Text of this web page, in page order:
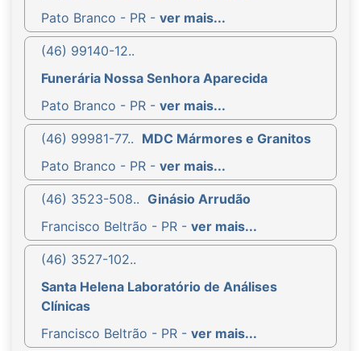
Pato Branco - PR - ver mais...
(46) 99140-12..
Funerária Nossa Senhora Aparecida
Pato Branco - PR - ver mais...
(46) 99981-77.. MDC Mármores e Granitos
Pato Branco - PR - ver mais...
(46) 3523-508.. Ginásio Arrudão
Francisco Beltrão - PR - ver mais...
(46) 3527-102..
Santa Helena Laboratório de Análises
Clínicas
Francisco Beltrão - PR - ver mais...